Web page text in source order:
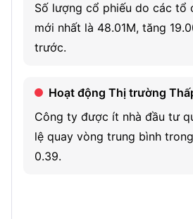
array of tumor types. GPS has
or in combination with other
address a broad spectrum of
SLS009, which is licensed by
(Shanghai), Inc., for all therapeutic
the world outside of mainland China,
and Taiwan.
Số lượng cổ phiếu do các tổ
mới nhất là 48.01M, tăng
trước.
Hoạt động Thị trường
Công ty được ít nhà đầu tư
lệ quay vòng trung bình
0.39.